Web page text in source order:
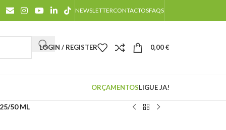
NEWSLETTERCONTACTOSFAQS
LOGIN / REGISTER 0,00€
ORÇAMENTOSLIGUE JA!
50 ML